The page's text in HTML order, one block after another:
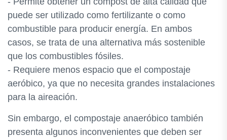
puede ser utilizado como fertilizante o como
combustible para producir energía. En ambos
casos, se trata de una alternativa más sostenible
que los combustibles fósiles.
- Requiere menos espacio que el compostaje
aeróbico, ya que no necesita grandes instalaciones
para la aireación.
Sin embargo, el compostaje anaeróbico también
presenta algunos inconvenientes que deben ser